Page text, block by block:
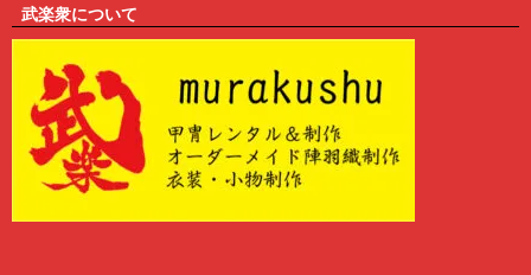
武楽衆について